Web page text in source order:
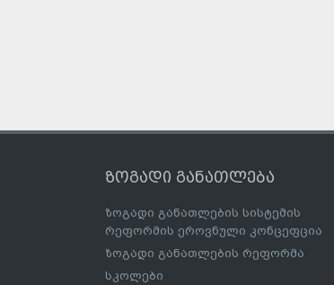
ზოგადი განათლება
ზოგადი განათლების სისტემის
რეფორმის ეროვნული კონცეფცია
ზოგადი განათლების რეფორმა
სკოლები